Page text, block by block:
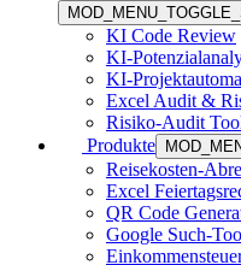
KI Code Review
KI-
KI-
Excel Audit &
Risiko-Audit
Produkte
Reisekosten-
Excel
QR Code
Google Such-